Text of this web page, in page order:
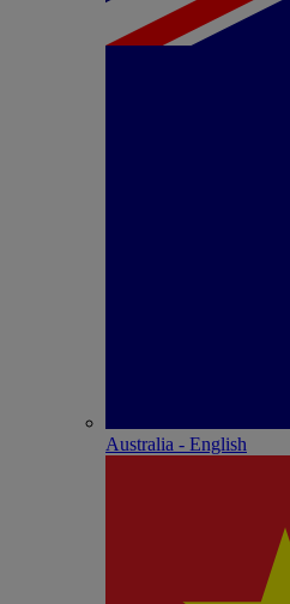
Australia - English